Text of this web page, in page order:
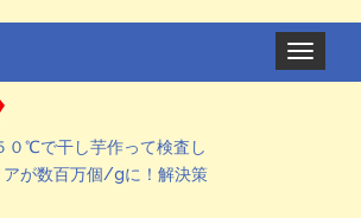
ナ
ビ
ゲ
アが数百万個/gに！解決策